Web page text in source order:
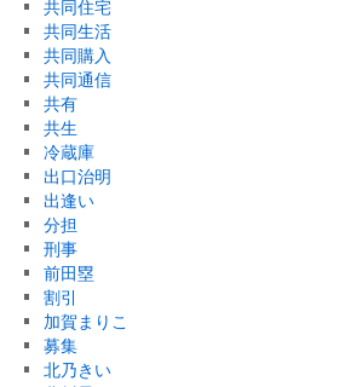
共同住宅
共同生活
共同購入
共同通信
共有
共生
冷蔵庫
出口治明
出逢い
分担
刑事
前田塁
割引
加賀まりこ
募集
北乃きい